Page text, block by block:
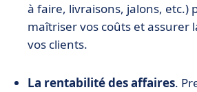
à faire, livraisons, jalons, etc.)
maîtriser vos coûts et assurer
vos clients.
La rentabilité des affaires.